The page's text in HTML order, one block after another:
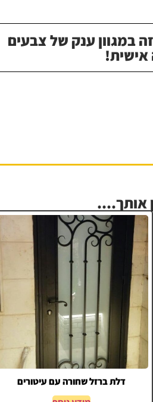
במגוון ענק של צבעים
אותך....
דלת ברזל שחורה עם עיטורים